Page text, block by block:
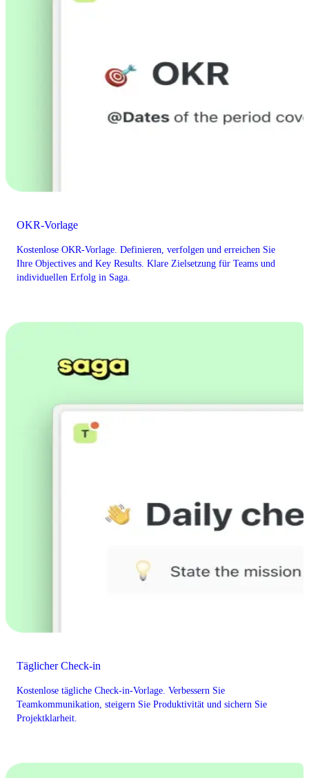
OKR-Vorlage
Kostenlose OKR-Vorlage. Definieren, verfolgen und erreichen Sie
Ihre Objectives and Key Results. Klare Zielsetzung für Teams und
individuellen Erfolg in Saga.
Täglicher Check-in
Kostenlose tägliche Check-in-Vorlage. Verbessern Sie
Teamkommunikation, steigern Sie Produktivität und sichern Sie
Projektklarheit.